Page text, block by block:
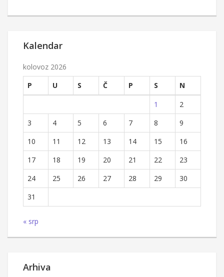
Kalendar
kolovoz 2026
P
U S Č P S
N
1
2
3
4 5 6 7 8
9
10
11 12 13 14 15
16
17
18 19 20 21 22
23
24
25 26 27 28 29
30
31
« srp
Arhiva